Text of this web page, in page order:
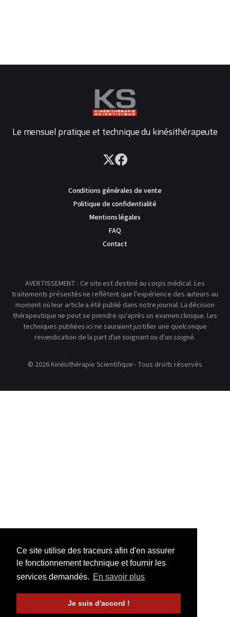
Ce site utilise des traceurs afin d'en assurer
le fonctionnement technique et fournir les
services demandés. En savoir plus
Je suis d'accord !
Le mensuel pratique et technique du kinésithérapeute
Conditions générales de vente
Politique de confidentialité
Mentions légales
FAQ
Contact
AVERTISSEMENT : Ce site est destiné au corps médical. Les
traitements présentés ne reflètent que l'expérience des auteurs au
moment où leur article a été publié dans notre journal. La décision
thérapeutique ne peut se prendre qu'après un examen clinique. Les
techniques publiées ici ne sauraient justifier une quelconque
revendication de la part d'un soignant ou d'un soigné.
© 2026 Kinésithérapie Scientifique - Tous droits réservés